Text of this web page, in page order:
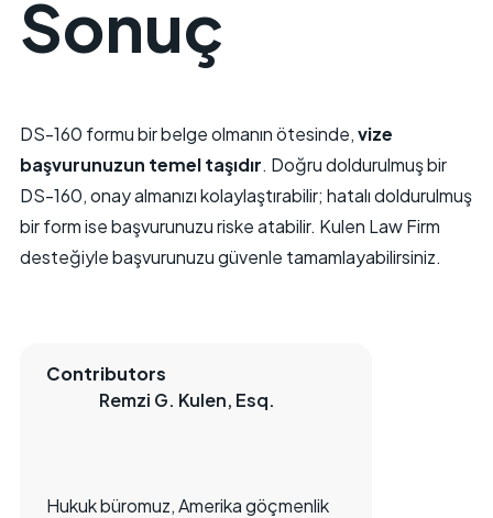
Contributors
Remzi G. Kulen, Esq.
Hukuk büromuz, Amerika göçmenlik
Sonuç
DS-160 formu bir belge olmanın ötesinde,vize
başvurunuzun temel taşıdır. Doğru doldurulmuş bir
DS-160, onay almanızı kolaylaştırabilir; hatalı doldurulmuş
bir form ise başvurunuzu riske atabilir. Kulen Law Firm
desteğiyle başvurunuzu güvenle tamamlayabilirsiniz.